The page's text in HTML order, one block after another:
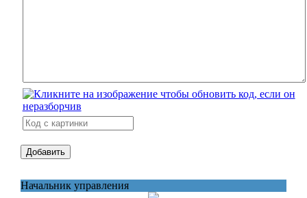
Начальник управления